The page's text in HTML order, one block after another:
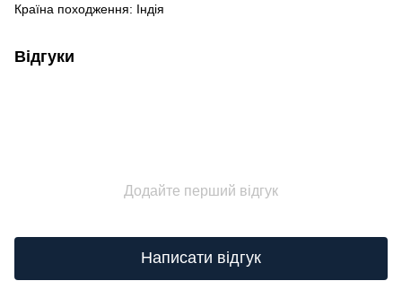
Країна походження: Індія
Відгуки
Додайте перший відгук
Написати відгук